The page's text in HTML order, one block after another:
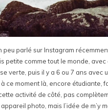
peu parlé sur Instagram
petite comme tout le monde,
verte, puis il y a 6 ou 7 ans avec
ce moment là, encore étudiante,
cette activité de côté, pas
photo, mais l’idée de m’y